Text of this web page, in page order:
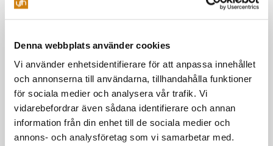
Denna webbplats använder cookies
Vi använder enhetsidentifierare för att anpassa innehållet
och annonserna till användarna, tillhandahålla funktioner
för sociala medier och analysera vår trafik. Vi
vidarebefordrar även sådana identifierare och annan
information från din enhet till de sociala medier och
annons- och analysföretag som vi samarbetar med.
Höder
Idun
Idun
House of Metal
Powerpose FM festival
Jazzfestivalen
Vin i Umeå
Umeå Beer Festival